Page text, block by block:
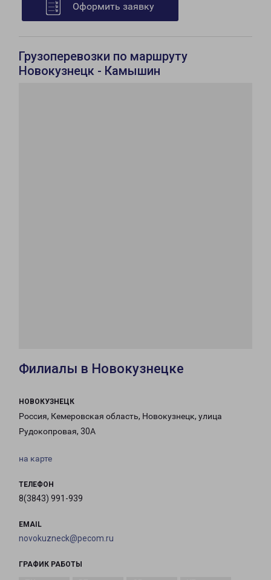
Оформить заявку
Грузоперевозки по маршруту
Новокузнецк - Камышин
Филиалы в Новокузнецке
НОВОКУЗНЕЦК
Россия, Кемеровская область, Новокузнецк, улица
Рудокопровая, 30А
на карте
ТЕЛЕФОН
8(3843) 991-939
EMAIL
novokuzneck@pecom.ru
ГРАФИК РАБОТЫ